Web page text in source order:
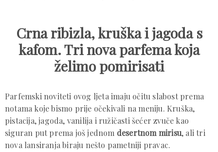
Crna ribizla, kruška i jagoda s
kafom. Tri nova parfema koja
želimo pomirisati
Parfemski noviteti ovog ljeta imaju očitu slabost prema
notama koje bismo prije očekivali na meniju. Kruška,
pistacija, jagoda, vanilija i ružičasti šećer zvuče kao
siguran put prema još jednom desertnom mirisu, ali tri
nova lansiranja biraju nešto pametniji pravac.